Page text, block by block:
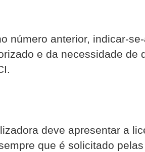
número anterior, indicar-
e da necessidade de
deve apresentar a
que é solicitado